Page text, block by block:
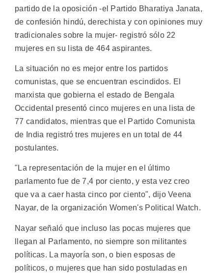
partido de la oposición -el Partido Bharatiya Janata,
de confesión hindú, derechista y con opiniones muy
tradicionales sobre la mujer- registró sólo 22
mujeres en su lista de 464 aspirantes.
La situación no es mejor entre los partidos
comunistas, que se encuentran escindidos. El
marxista que gobierna el estado de Bengala
Occidental presentó cinco mujeres en una lista de
77 candidatos, mientras que el Partido Comunista
de India registró tres mujeres en un total de 44
postulantes.
"La representación de la mujer en el último
parlamento fue de 7,4 por ciento, y esta vez creo
que va a caer hasta cinco por ciento", dijo Veena
Nayar, de la organización Women's Political Watch.
Nayar señaló que incluso las pocas mujeres que
llegan al Parlamento, no siempre son militantes
políticas. La mayoría son, o bien esposas de
políticos, o mujeres que han sido postuladas en